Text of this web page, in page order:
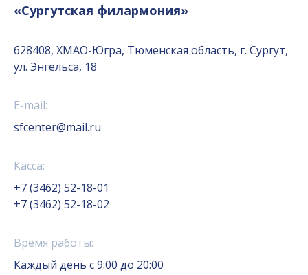
«Сургутская филармония»
628408, ХМАО-Югра, Тюменская область, г. Сургут,
ул. Энгельса, 18
E-mail:
sfcenter@mail.ru
Касса:
+7 (3462) 52-18-01
+7 (3462) 52-18-02
Время работы:
Каждый день с 9:00 до 20:00